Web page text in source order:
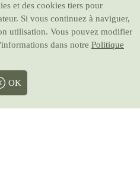
et des cookies tiers pour
Si vous continuez à naviguer,
utilisation. Vous pouvez modifier
dans notre Politique
OK